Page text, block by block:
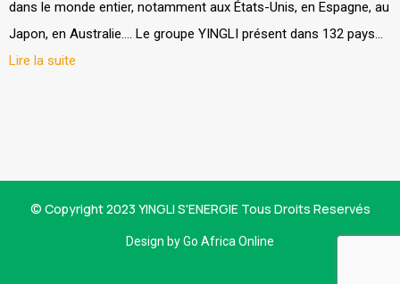
dans le monde entier, notamment aux États-Unis, en Espagne, au
Japon, en Australie…. Le groupe YINGLI présent dans 132 pays…
Lire la suite
© Copyright 2023 YINGLI S'ENERGIE Tous Droits Reservés
Design by Go Africa Online